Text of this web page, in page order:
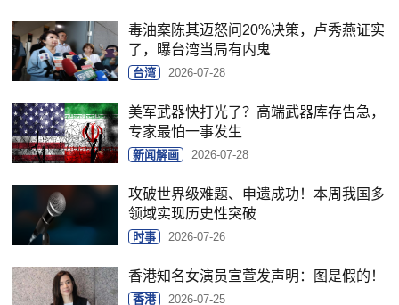
毒油案陈其迈怒问20%决策，卢秀燕证实
了，曝台湾当局有内鬼
台湾 2026-07-28
美军武器快打光了？高端武器库存告急，
专家最怕一事发生
新闻解画 2026-07-28
攻破世界级难题、申遗成功！本周我国多
领域实现历史性突破
时事 2026-07-26
香港知名女演员宣萱发声明：图是假的！
香港 2026-07-25